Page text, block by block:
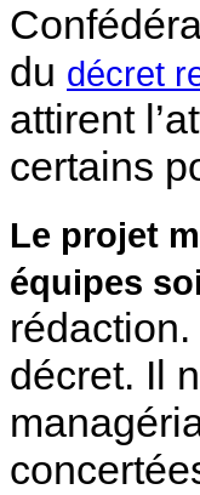
du décret
attirent
certains
Le projet
équipes
décret. Il